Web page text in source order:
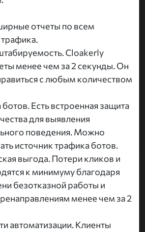
отчеты по всем
Cloakerly
менее чем за 2 секунды. Он
с любым количеством
Есть встроенная защита
для выявления
поведения. Можно
источник трафика ботов.
выгода. Потери кликов и
к минимуму благодаря
безотказной работы и
менее чем за 2
автоматизации. Клиенты